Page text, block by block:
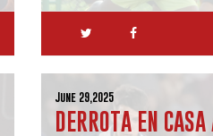
June 29,2025
DERROTA EN